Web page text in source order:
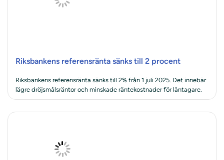
Riksbankens referensränta sänks till 2 procent
Riksbankens referensränta sänks till 2% från 1 juli 2025. Det innebär
lägre dröjsmålsräntor och minskade räntekostnader för låntagare.